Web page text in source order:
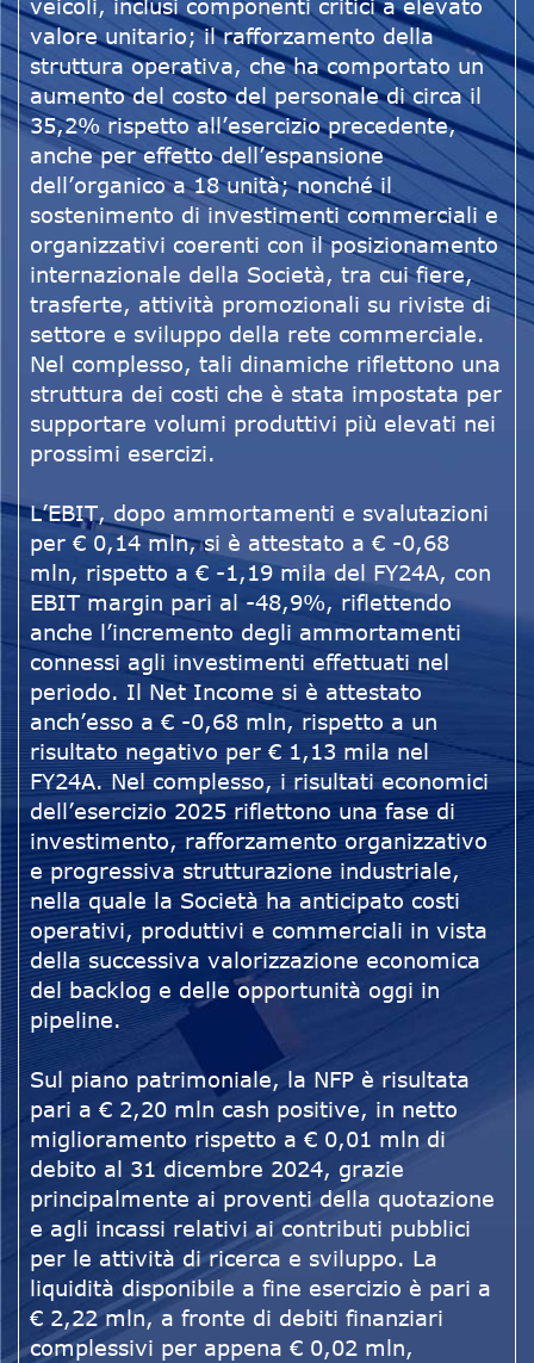
veicoli, inclusi componenti critici a elevato
valore unitario; il rafforzamento della
struttura operativa, che ha comportato un
aumento del costo del personale di circa il
35,2% rispetto all’esercizio precedente,
anche per effetto dell’espansione
dell’organico a 18 unità; nonché il
sostenimento di investimenti commerciali e
organizzativi coerenti con il posizionamento
internazionale della Società, tra cui fiere,
trasferte, attività promozionali su riviste di
settore e sviluppo della rete commerciale.
Nel complesso, tali dinamiche riflettono una
struttura dei costi che è stata impostata per
supportare volumi produttivi più elevati nei
prossimi esercizi.
L’EBIT, dopo ammortamenti e svalutazioni
per € 0,14 mln, si è attestato a € -0,68
mln, rispetto a € -1,19 mila del FY24A, con
EBIT margin pari al -48,9%, riflettendo
anche l’incremento degli ammortamenti
connessi agli investimenti effettuati nel
periodo. Il Net Income si è attestato
anch’esso a € -0,68 mln, rispetto a un
risultato negativo per € 1,13 mila nel
FY24A. Nel complesso, i risultati economici
dell’esercizio 2025 riflettono una fase di
investimento, rafforzamento organizzativo
e progressiva strutturazione industriale,
nella quale la Società ha anticipato costi
operativi, produttivi e commerciali in vista
della successiva valorizzazione economica
del backlog e delle opportunità oggi in
pipeline.
Sul piano patrimoniale, la NFP è risultata
pari a € 2,20 mln cash positive, in netto
miglioramento rispetto a € 0,01 mln di
debito al 31 dicembre 2024, grazie
principalmente ai proventi della quotazione
e agli incassi relativi ai contributi pubblici
per le attività di ricerca e sviluppo. La
liquidità disponibile a fine esercizio è pari a
€ 2,22 mln, a fronte di debiti finanziari
complessivi per appena € 0,02 mln,